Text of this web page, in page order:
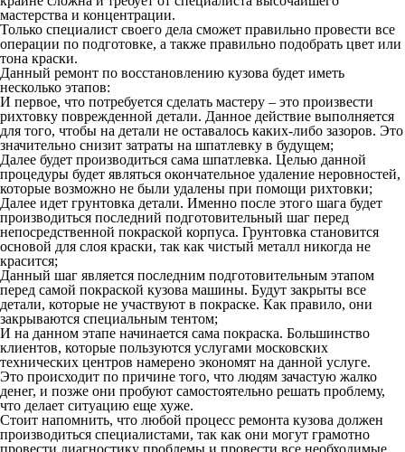
мастерства и концентрации.
Только специалист своего дела сможет правильно провести все
операции по подготовке, а также правильно подобрать цвет или
тона краски.
Данный ремонт по восстановлению кузова будет иметь
несколько этапов:
И первое, что потребуется сделать мастеру – это произвести
рихтовку поврежденной детали. Данное действие выполняется
для того, чтобы на детали не оставалось каких-либо зазоров. Это
значительно снизит затраты на шпатлевку в будущем;
Далее будет производиться сама шпатлевка. Целью данной
процедуры будет являться окончательное удаление неровностей,
которые возможно не были удалены при помощи рихтовки;
Далее идет грунтовка детали. Именно после этого шага будет
производиться последний подготовительный шаг перед
непосредственной покраской корпуса. Грунтовка становится
основой для слоя краски, так как чистый металл никогда не
красится;
Данный шаг является последним подготовительным этапом
перед самой покраской кузова машины. Будут закрыты все
детали, которые не участвуют в покраске. Как правило, они
закрываются специальным тентом;
И на данном этапе начинается сама покраска. Большинство
клиентов, которые пользуются услугами московских
технических центров намерено экономят на данной услуге.
Это происходит по причине того, что людям зачастую жалко
денег, и позже они пробуют самостоятельно решать проблему,
что делает ситуацию еще хуже.
Стоит напомнить, что любой процесс ремонта кузова должен
производиться специалистами, так как они могут грамотно
провести диагностику проблемы и провести все необходимые